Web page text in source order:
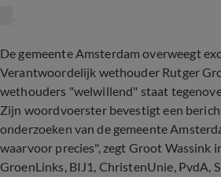
De gemeente Amsterdam overweegt
Verantwoordelijk wethouder Rutger
wethouders "welwillend" staat
Zijn woordvoerster bevestigt een
onderzoeken van de gemeente
waarvoor precies", zegt Groot Wassink
GroenLinks, BIJ1, ChristenUnie, PvdA,